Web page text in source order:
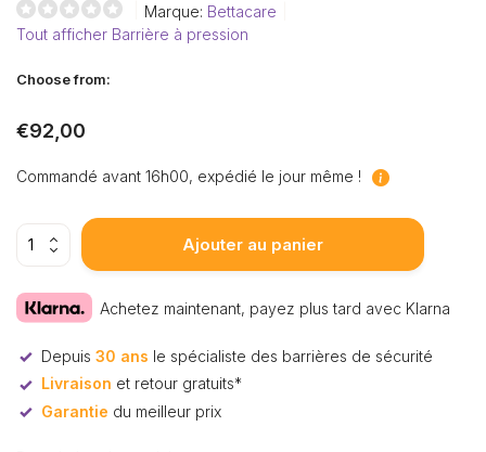
Marque: Bettacare
Tout afficher Barrière à pression
Choose from:
€92,00
Commandé avant 16h00, expédié le jour même !
Ajouter au panier
Achetez maintenant, payez plus tard avec Klarna
Depuis 30 ans le spécialiste des barrières de sécurité
Livraison et retour gratuits*
Garantie du meilleur prix